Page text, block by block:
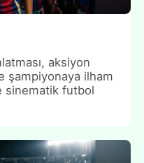
aksiyon
şampiyonaya ilham
sinematik futbol